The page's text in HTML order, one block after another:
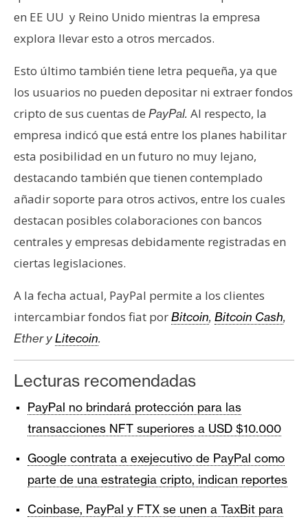
en EE UU y Reino Unido mientras la empresa
explora llevar esto a otros mercados.
Esto último también tiene letra pequeña, ya que
los usuarios no pueden depositar ni extraer fondos
cripto de sus cuentas de PayPal. Al respecto, la
empresa indicó que está entre los planes habilitar
esta posibilidad en un futuro no muy lejano,
destacando también que tienen contemplado
añadir soporte para otros activos, entre los cuales
destacan posibles colaboraciones con bancos
centrales y empresas debidamente registradas en
ciertas legislaciones.
A la fecha actual, PayPal permite a los clientes
intercambiar fondos fiat porBitcoin, Bitcoin Cash,
Ether yLitecoin.
Lecturas recomendadas
PayPal no brindará protección para las
transacciones NFT superiores a USD $10.000
Google contrata a exejecutivo de PayPal como
parte de una estrategia cripto, indican reportes
Coinbase, PayPal y FTX se unen a TaxBit para